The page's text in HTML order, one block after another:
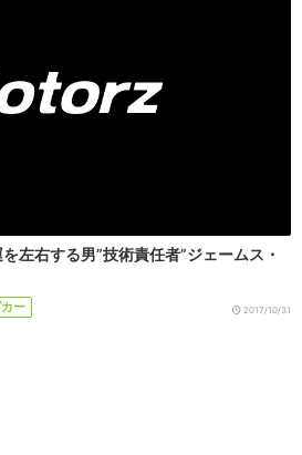
左右する男”技術責任者”ジェームス・
ー 2017/10/31